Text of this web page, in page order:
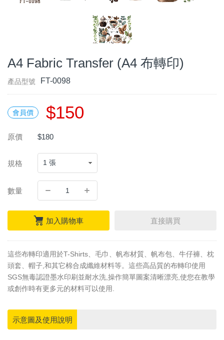
A4 Fabric Transfer (A4 布轉印)
產品型號 FT-0098
會員價 $150
原價 $180
規格
數量
加入購物車 直接購買
這些布轉印適用於T-Shirts、毛巾、帆布材質、帆布包、牛仔褲、枕
頭套、帽子,和其它棉合成纖維材料等。這些高品質的布轉印使用
SGS無毒認證墨水印刷並耐水洗,操作簡單圖案清晰漂亮,使您在教學
或創作時有更多元的材料可以使用.
示意圖及使用說明